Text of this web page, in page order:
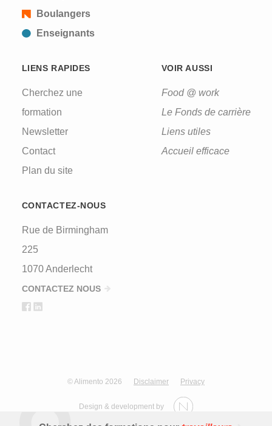
Boulangers
Enseignants
LIENS RAPIDES
Cherchez une
formation
Newsletter
Contact
Plan du site
VOIR AUSSI
Food @ work
Le Fonds de carrière
Liens utiles
Accueil efficace
CONTACTEZ-NOUS
Rue de Birmingham
225
1070 Anderlecht
CONTACTEZ NOUS
© Alimento 2026 Disclaimer Privacy
Design & development by